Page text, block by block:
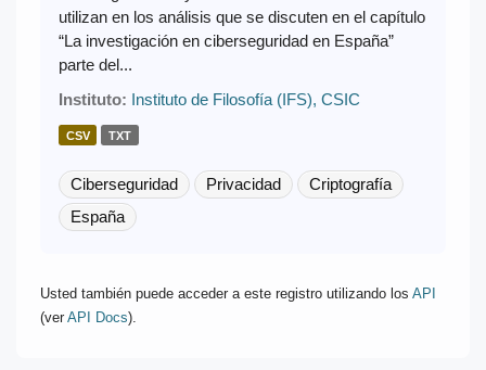
utilizan en los análisis que se discuten en el capítulo
“La investigación en ciberseguridad en España”
parte del...
Instituto: Instituto de Filosofía (IFS), CSIC
CSV TXT
Ciberseguridad Privacidad
Criptografía
España
Usted también puede acceder a este registro utilizando los API
(ver API Docs).